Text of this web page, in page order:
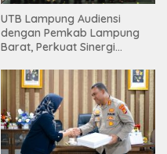
UTB Lampung Audiensi
dengan Pemkab Lampung
Barat, Perkuat Sinergi
Tinggi